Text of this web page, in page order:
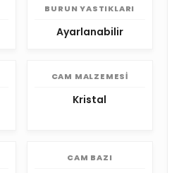
BURUN YASTIKLARI
Ayarlanabilir
CAM MALZEMESI
Kristal
CAM BAZI